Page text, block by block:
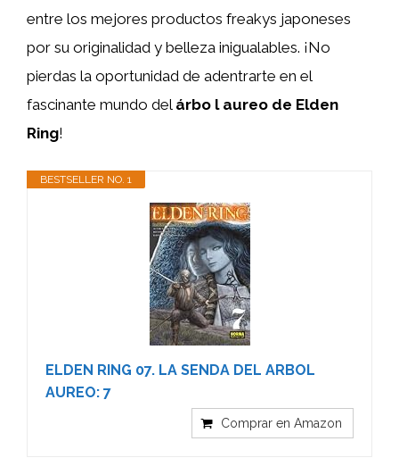
entre los mejores productos freakys japoneses
por su originalidad y belleza inigualables. ¡No
pierdas la oportunidad de adentrarte en el
fascinante mundo del árbo l aureo de Elden
Ring!
BESTSELLER NO. 1
ELDEN RING 07. LA SENDA DEL ARBOL
AUREO: 7
Comprar en Amazon